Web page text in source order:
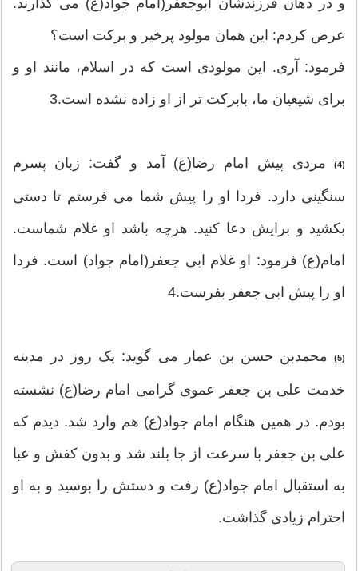
و در دهان فرزندشان ابوجعفر(امام جواد(ع) می گذارند.
عرض کردم: این همان مولود پرخیر و برکت است؟
فرمود: آری. این مولودی است که در اسلام، مانند او و
برای شیعیان ما، بابرکت تر از او زاده نشده است.3
(4) مردی پیش امام رضا(ع) آمد و گفت: زبان پسرم
سنگینی دارد. فردا او را پیش شما می فرستم تا دستی
بکشید و برایش دعا کنید. هرچه باشد او غلام شماست.
امام(ع) فرمود: او غلام ابی جعفر(امام جواد) است. فردا
او را پیش ابی جعفر بفرست.4
(5) محمدبن حسن بن عمار می گوید: یک روز در مدینه
خدمت علی بن جعفر عموی گرامی امام رضا(ع) نشسته
بودم. در همین هنگام امام جواد(ع) هم وارد شد. دیدم که
علی بن جعفر با سرعت از جا بلند شد و بدون کفش و عبا
به استقبال امام جواد(ع) رفت و دستش را بوسید و به او
احترام زیادی گذاشت.